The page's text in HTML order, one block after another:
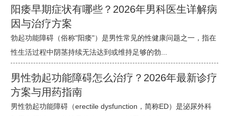
阳痿早期症状有哪些？2026年男科医生详解病
因与治疗方案
勃起功能障碍（俗称"阳痿"）是男性常见的性健康问题之一，指在
性生活过程中阴茎持续无法达到或维持足够的勃...
男性勃起功能障碍怎么治疗？2026年最新诊疗
方案与用药指南
男性勃起功能障碍（erectile dysfunction，简称ED）是泌尿外科